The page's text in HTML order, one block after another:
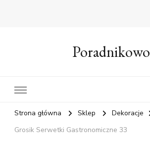
Poradnikowo
Strona główna Sklep
Dekoracje
Grosik Serwetki Gastronomiczne 33